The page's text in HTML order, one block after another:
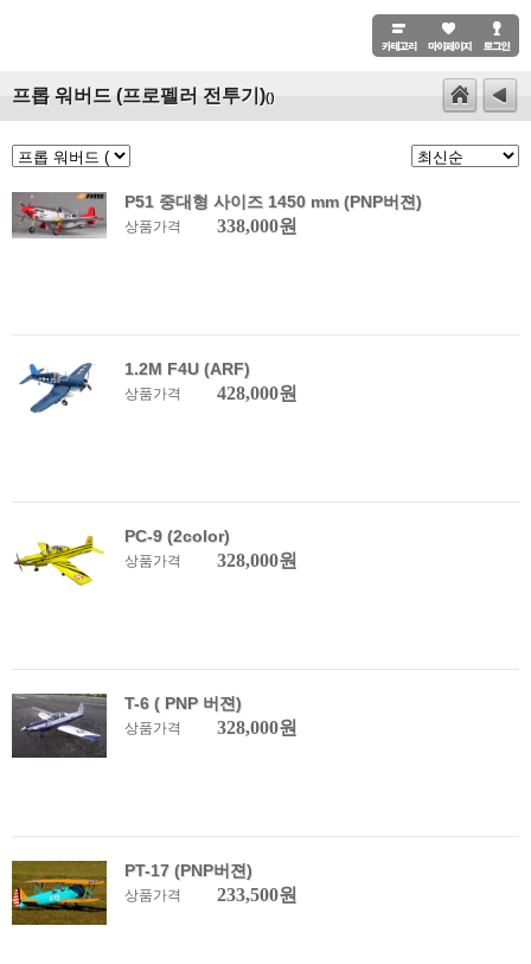
프롭 워버드 (프로펠러 전투기)()
P51 중대형 사이즈 1450 mm (PNP버젼)
상품가격 338,000원
1.2M F4U (ARF)
상품가격 428,000원
PC-9 (2color)
상품가격 328,000원
T-6 ( PNP 버젼)
상품가격 328,000원
PT-17 (PNP버젼)
상품가격 233,500원